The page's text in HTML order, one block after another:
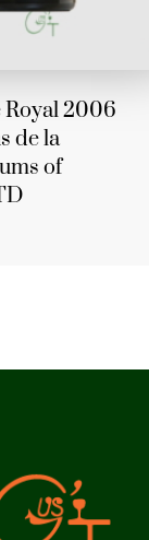
Royal 2006
de la
of